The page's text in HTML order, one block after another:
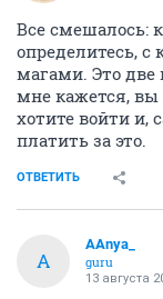
Все смешалось:
определитесь,
магами. Это две
мне кажется, вы
хотите войти и,
платить за это.
ОТВЕТИТЬ
A
AAnya_
guru
13 августа